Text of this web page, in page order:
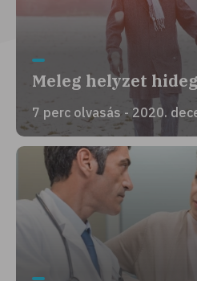
Meleg helyzet
7 perc olvasás - 2020.